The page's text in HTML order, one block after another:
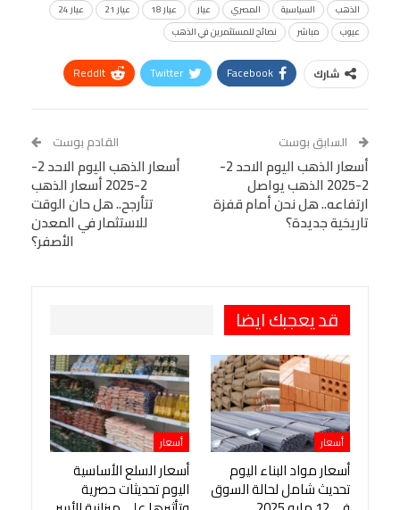
الذهب
السياسية المصري عيار عيار 18 عيار 21
عيار 24
عيوب
مباشر نصائح للمستثمرين في الذهب
شارك Facebook
Twitter
ReddIt
Tumblr
البريد الإلكتروني
StumbleUpon
VK
Digg
LINE
Viber
طباعة
السابق بوست
أسعار الذهب اليوم الاحد 2-
2-2025 الذهب يواصل
ارتفاعه.. هل نحن أمام قفزة
تاريخية جديدة؟
القادم بوست
أسعار الذهب اليوم الاحد 2-
2-2025 أسعار الذهب
تتأرجح.. هل حان الوقت
للاستثمار في المعدن
الأصفر؟
قد يعجبك ايضا
أسعار
أسعار مواد البناء اليوم
تحديث شامل لحالة السوق
أسعار
أسعار السلع الأساسية
اليوم تحديثات حصرية